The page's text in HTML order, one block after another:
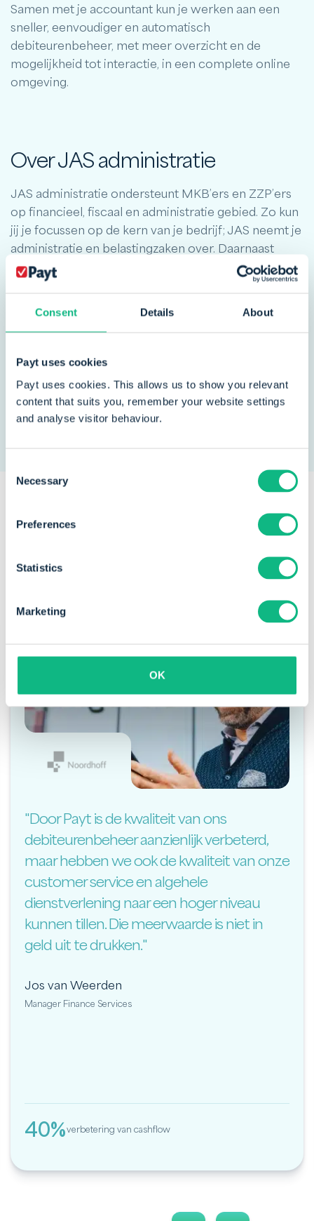
Consent Details About
Payt uses cookies
Payt uses cookies. This allows us to show you relevant
content that suits you, remember your website settings
and analyse visitor behaviour.
Selection
Necessary
Preferences
Statistics
Marketing
OK
Samen met je accountant kun je werken aan een
sneller, eenvoudiger en automatisch
debiteurenbeheer, met meer overzicht en de
mogelijkheid tot interactie, in een complete online
omgeving.
Over JAS administratie
JAS administratie ondersteunt MKB’ers en ZZP’ers
op financieel, fiscaal en administratie gebied. Zo kun
jij je focussen op de kern van je bedrijf; JAS neemt je
administratie en belastingzaken over. Daarnaast
geeft het bedrijf je advies en kun je met de
specialisten sparren om de volgende stap voor je
Daarnaast heeft het team de kennis en ervaring in
boekhouding en financiële processen zoals
debiteurenbeheer.
die
dagelijks vertrouwen op Payt
"Door Payt is de kwaliteit van ons
debiteurenbeheer aanzienlijk verbeterd,
maar hebben we ook de kwaliteit van onze
customer service en algehele
dienstverlening naar een hoger niveau
kunnen tillen. Die meerwaarde is niet in
geld uit te drukken."
Jos van Weerden
Manager Finance Services
40%verbetering van cashflow